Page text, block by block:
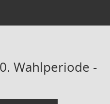
Wahlperiode -